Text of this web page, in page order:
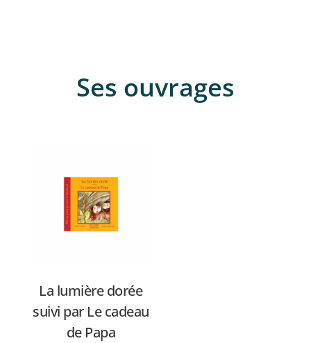
Ses ouvrages
La lumière dorée
suivi par Le cadeau
de Papa